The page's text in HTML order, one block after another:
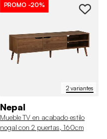
2 variantes
PROMO -20%
Nepal
Mueble TV en acabado estilo
nogal con 2 puertas, 160cm